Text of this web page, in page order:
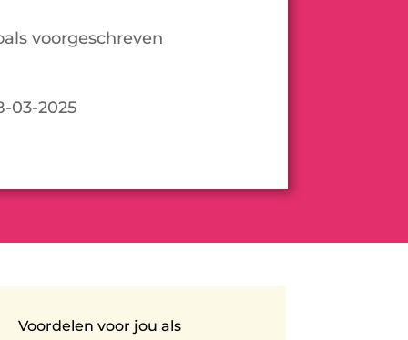
voorgeschreven
03-2025
Voordelen voor jou als